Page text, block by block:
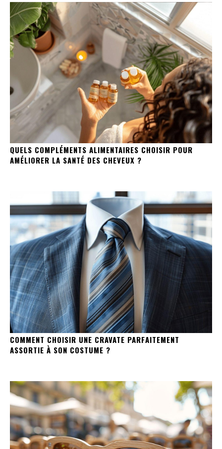
QUELS COMPLÉMENTS ALIMENTAIRES CHOISIR POUR
AMÉLIORER LA SANTÉ DES CHEVEUX ?
COMMENT CHOISIR UNE CRAVATE PARFAITEMENT
ASSORTIE À SON COSTUME ?